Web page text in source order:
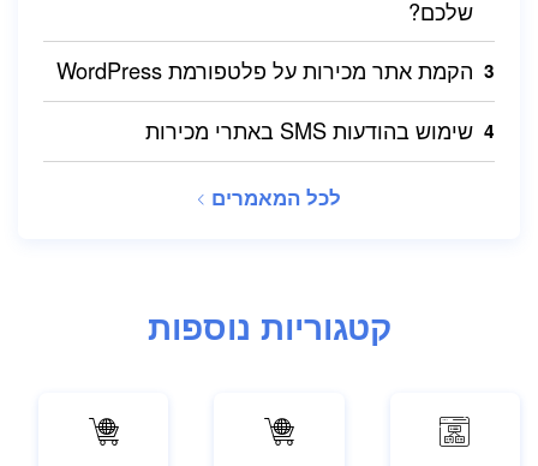
שלכם?
הקמת אתר מכירות על פלטפורמת WordPress
שימוש בהודעות SMS באתרי מכירות
לכל המאמרים
קטגוריות נוספות